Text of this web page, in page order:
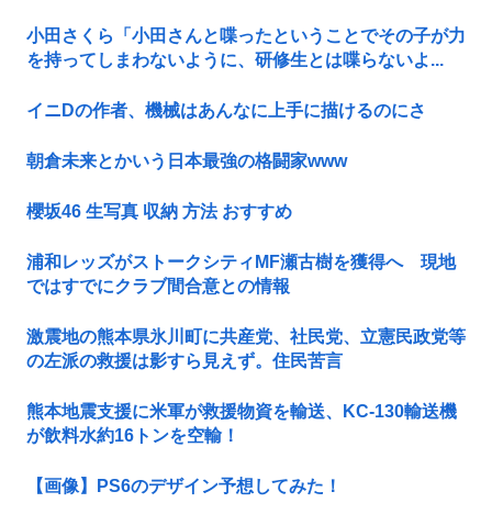
小田さくら「小田さんと喋ったということでその子が力
を持ってしまわないように、研修生とは喋らないよ...
イニDの作者、機械はあんなに上手に描けるのにさ
朝倉未来とかいう日本最強の格闘家www
櫻坂46 生写真 収納 方法 おすすめ
浦和レッズがストークシティMF瀬古樹を獲得へ 現地
ではすでにクラブ間合意との情報
激震地の熊本県氷川町に共産党、社民党、立憲民政党等
の左派の救援は影すら見えず。住民苦言
熊本地震支援に米軍が救援物資を輸送、KC-130輸送機
が飲料水約16トンを空輸！
【画像】PS6のデザイン予想してみた！